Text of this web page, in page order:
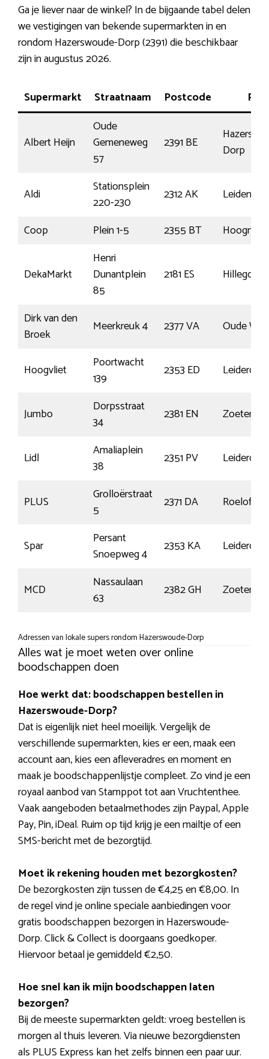
Ga je liever naar de winkel? In de bijgaande tabel delen
we vestigingen van bekende supermarkten in en
rondom Hazerswoude-Dorp (2391) die beschikbaar
zijn in augustus 2026.
Supermarkt Straatnaam Postcode
Albert Heijn
Oude
Gemeneweg
57
2391 BE
Dorp
Aldi
Stationsplein
220-230
2312 AK
Leiden
Coop
Plein 1-5 2355 BT
DekaMarkt
Henri
Dunantplein
85
2181 ES Hillegom
Dirk van den
Broek
Meerkreuk 4 2377 VA Oude
Hoogvliet
Poortwacht
139
2353 ED Leiderdorp
Jumbo
Dorpsstraat
34
2381 EN
Lidl
Amaliaplein
38
2351 PV Leiderdorp
PLUS
Grolloërstraat
5
2371 DA
Spar
Persant
Snoepweg 4
2353 KA Leiderdorp
MCD
Nassaulaan
63
2382 GH
Adressen van lokale supers rondom Hazerswoude-Dorp
Alles wat je moet weten over online
boodschappen doen
Hoe werkt dat: boodschappen bestellen in
Hazerswoude-Dorp?
Dat is eigenlijk niet heel moeilijk. Vergelijk de
verschillende supermarkten, kies er een, maak een
account aan, kies een afleveradres en moment en
maak je boodschappenlijstje compleet. Zo vind je een
royaal aanbod van Stamppot tot aan Vruchtenthee.
Vaak aangeboden betaalmethodes zijn Paypal, Apple
Pay, Pin, iDeal. Ruim op tijd krijg je een mailtje of een
SMS-bericht met de bezorgtijd.
Moet ik rekening houden met bezorgkosten?
De bezorgkosten zijn tussen de €4,25 en €8,00. In
de regel vind je online speciale aanbiedingen voor
gratis boodschappen bezorgen in Hazerswoude-
Dorp. Click & Collect is doorgaans goedkoper.
Hiervoor betaal je gemiddeld €2,50.
Hoe snel kan ik mijn boodschappen laten
bezorgen?
Bij de meeste supermarkten geldt: vroeg bestellen is
morgen al thuis leveren. Via nieuwe bezorgdiensten
als PLUS Express kan het zelfs binnen een paar uur.